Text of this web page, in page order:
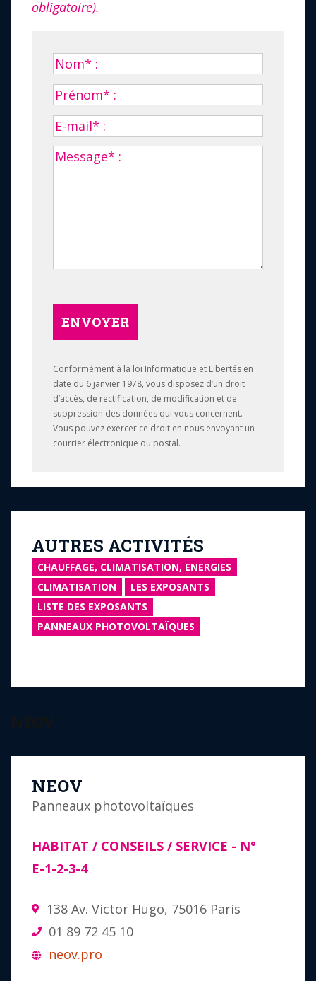
obligatoire).
ENVOYER
Conformément à la loi Informatique et Libertés en
date du 6 janvier 1978, vous disposez d’un droit
d’accès, de rectification, de modification et de
suppression des données qui vous concernent.
Vous pouvez exercer ce droit en nous envoyant un
courrier électronique ou postal.
AUTRES ACTIVITÉS
CHAUFFAGE, CLIMATISATION, ENERGIES
CLIMATISATION
LES EXPOSANTS
LISTE DES EXPOSANTS
PANNEAUX PHOTOVOLTAÏQUES
NEOV
Panneaux photovoltaïques
HABITAT / CONSEILS / SERVICE - N°
E-1-2-3-4
138 Av. Victor Hugo, 75016 Paris
01 89 72 45 10
neov.pro